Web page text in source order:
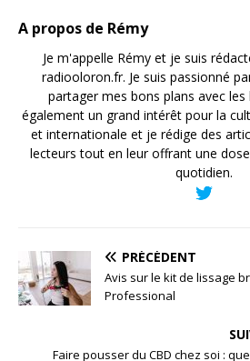
A propos de Rémy
Je m'appelle Rémy et je suis
radiooloron.fr. Je suis passionné
partager mes bons plans avec les
également un grand intérêt pour la
et internationale et je rédige des
lecteurs tout en leur offrant une
quotidien.
PRÉCÉDENT
Avis sur le kit de lissage
Professional
Faire pousser du CBD chez soi :